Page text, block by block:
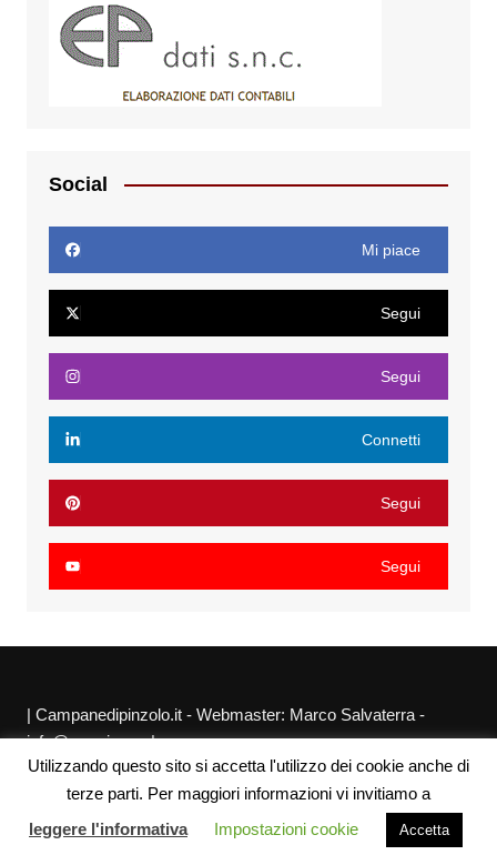
Social
Mi piace
Segui
Segui
Connetti
Segui
Segui
| Campanedipinzolo.it - Webmaster: Marco Salvaterra -
info@agraria.org |
Chi siamo Privacy Policy Sitemap Link utili
Utilizzando questo sito si accetta l'utilizzo dei cookie anche di
terze parti. Per maggiori informazioni vi invitiamo a
leggere l'informativa
Impostazioni cookie Accetta